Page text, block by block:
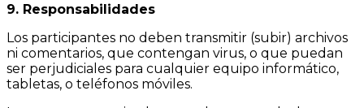
9. Responsabilidades
Los participantes no deben transmitir (subir) archivos
ni comentarios, que contengan virus, o que puedan
ser perjudiciales para cualquier equipo informático,
tabletas, o teléfonos móviles.